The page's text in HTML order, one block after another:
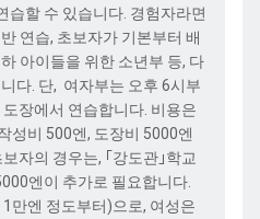
습할 수 있습니다 경험자라면
연습, 초보자가 기본부터 배
아이들을 위한 소년부 등, 다
다 단, 여자부는 오후 6시부
도장에서 연습합니다 비용은
성비 500엔, 도장비 5000엔
보자의 경우는, 「 강도관 」학교
엔이 추가로 필요합니다
1 만엔 정도부터)으로, 여성은